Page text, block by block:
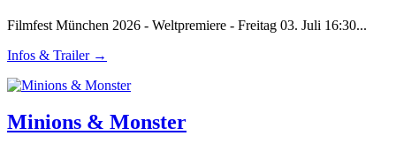
Filmfest München 2026 - Weltpremiere - Freitag 03. Juli 16:30...
Infos & Trailer →
Minions & Monster